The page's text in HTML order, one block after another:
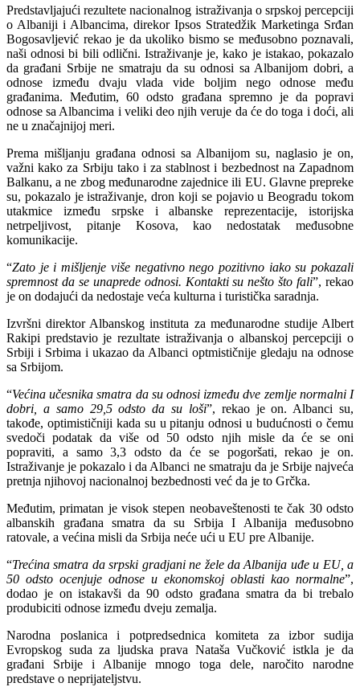
Predstavljajući rezultete nacionalnog istraživanja o srpskoj percepciji
o Albaniji i Albancima, direkor Ipsos Stratedžik Marketinga Srđan
Bogosavljević rekao je da ukoliko bismo se međusobno poznavali,
naši odnosi bi bili odlični. Istraživanje je, kako je istakao, pokazalo
da građani Srbije ne smatraju da su odnosi sa Albanijom dobri, a
odnose između dvaju vlada vide boljim nego odnose među
građanima. Međutim, 60 odsto građana spremno je da popravi
odnose sa Albancima i veliki deo njih veruje da će do toga i doći, ali
ne u značajnijoj meri.
Prema mišljanju građana odnosi sa Albanijom su, naglasio je on,
važni kako za Srbiju tako i za stablnost i bezbednost na Zapadnom
Balkanu, a ne zbog međunarodne zajednice ili EU. Glavne prepreke
su, pokazalo je istraživanje, dron koji se pojavio u Beogradu tokom
utakmice između srpske i albanske reprezentacije, istorijska
netrpeljivost, pitanje Kosova, kao nedostatak međusobne
komunikacije.
“Zato je i mišljenje više negativno nego pozitivno iako su pokazali
spremnost da se unaprede odnosi. Kontakti su nešto što fali”, rekao
je on dodajući da nedostaje veća kulturna i turistička saradnja.
Izvršni direktor Albanskog instituta za međunarodne studije Albert
Rakipi predstavio je rezultate istraživanja o albanskoj percepciji o
Srbiji i Srbima i ukazao da Albanci optmističnije gledaju na odnose
sa Srbijom.
“Većina učesnika smatra da su odnosi između dve zemlje normalni I
dobri, a samo 29,5 odsto da su loši”, rekao je on. Albanci su,
takođe, optimističniji kada su u pitanju odnosi u budućnosti o čemu
svedoči podatak da više od 50 odsto njih misle da će se oni
popraviti, a samo 3,3 odsto da će se pogoršati, rekao je on.
Istraživanje je pokazalo i da Albanci ne smatraju da je Srbije najveća
pretnja njihovoj nacionalnoj bezbednosti već da je to Grčka.
Međutim, primatan je visok stepen neobaveštenosti te čak 30 odsto
albanskih građana smatra da su Srbija I Albanija međusobno
ratovale, a većina misli da Srbija neće ući u EU pre Albanije.
“Trećina smatra da srpski gradjani ne žele da Albanija uđe u EU, a
50 odsto ocenjuje odnose u ekonomskoj oblasti kao normalne”,
dodao je on istakavši da 90 odsto građana smatra da bi trebalo
produbiciti odnose između dveju zemalja.
Narodna poslanica i potpredsednica komiteta za izbor sudija
Evropskog suda za ljudska prava Nataša Vučković istkla je da
građani Srbije i Albanije mnogo toga dele, naročito narodne
predstave o neprijateljstvu.